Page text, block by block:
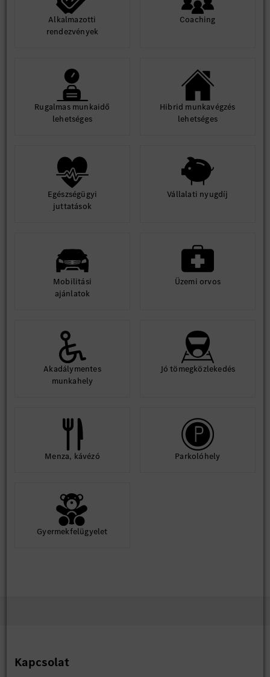
Alkalmazotti
rendezvények
Coaching
Rugalmas munkaidő
lehetséges
Hibrid munkavégzés
lehetséges
Egészségügyi
juttatások
Vállalati nyugdíj
Mobilitási
ajánlatok
Üzemi orvos
Akadálymentes
munkahely
Jó tömegközlekedés
Menza, kávézó Parkolóhely
Gyermekfelügyelet
Kapcsolat